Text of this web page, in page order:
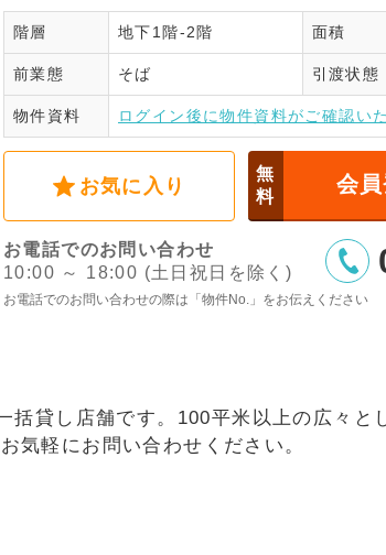
ログインはこちら
階層 地下1階-2階 面積
前業態 そば 引渡状態
物件資料 ログイン後に物件資料がご確認い
お気に入り
無
料
会
お電話でのお問い合わせ
10:00 ～ 18:00 (土日祝日を除く)
お電話でのお問い合わせの際は「物件No.」をお伝えください
貸し店舗です。100平米以上の広々と
気軽にお問い合わせください。